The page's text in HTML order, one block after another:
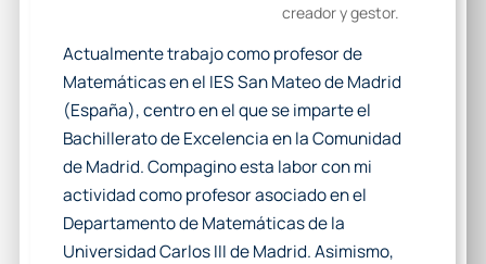
creador y gestor.
Actualmente trabajo como profesor de
Matemáticas en el IES San Mateo de Madrid
(España), centro en el que se imparte el
Bachillerato de Excelencia en la Comunidad
de Madrid. Compagino esta labor con mi
actividad como profesor asociado en el
Departamento de Matemáticas de la
Universidad Carlos III de Madrid. Asimismo,